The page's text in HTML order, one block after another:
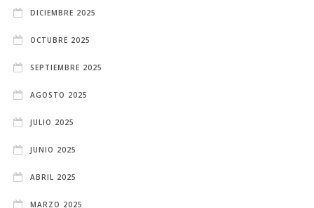
DICIEMBRE 2025
OCTUBRE 2025
SEPTIEMBRE 2025
AGOSTO 2025
JULIO 2025
JUNIO 2025
ABRIL 2025
MARZO 2025